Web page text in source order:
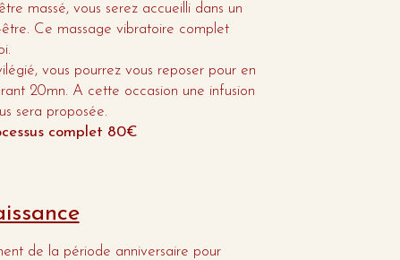
massé, vous serez accueilli dans un
Ce massage vibratoire complet
vous pourrez vous reposer pour en
20mn. A cette occasion une infusion
sera proposée.​
complet 80€
de la période anniversaire pour